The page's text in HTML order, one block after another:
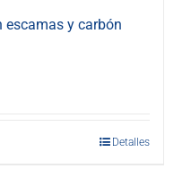
escamas y carbón
Detalles